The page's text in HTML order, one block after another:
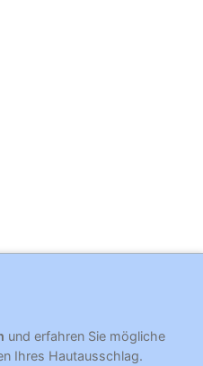
und erfahren Sie mögliche
Ihres Hautausschlag.